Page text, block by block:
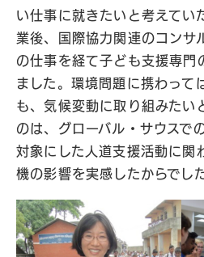
い仕事に就きたいと考えてい
業後、国際協力関連のコンサ
の仕事を経て子ども支援専門
ました。環境問題に携わって
も、気候変動に取り組みたい
のは、グローバル・サウスで
対象にした人道支援活動に関
機の影響を実感したからでし